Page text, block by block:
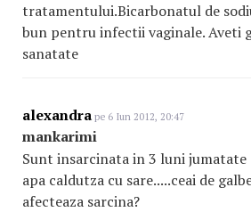
tratamentului.Bicarbonatul de
bun pentru infectii vaginale. Aveti
sanatate
alexandra pe 6 Iun 2012, 20:47
mankarimi
Sunt insarcinata in 3 luni jumatate
apa caldutza cu sare.....ceai de
afecteaza sarcina?